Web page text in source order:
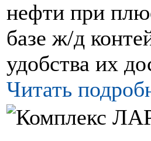
нефти при
базе ж/д
удобства их
Читать